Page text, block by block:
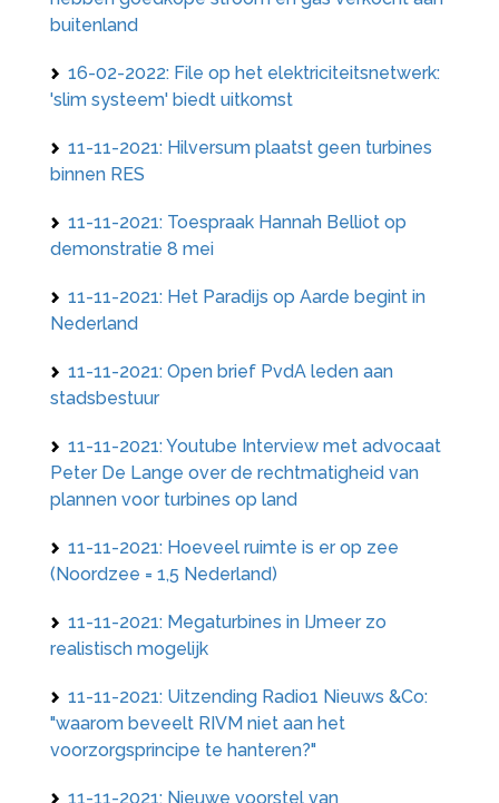
buitenland
16-02-2022: File op het elektriciteitsnetwerk:
'slim systeem' biedt uitkomst
11-11-2021: Hilversum plaatst geen turbines
binnen RES
11-11-2021: Toespraak Hannah Belliot op
demonstratie 8 mei
11-11-2021: Het Paradijs op Aarde begint in
Nederland
11-11-2021: Open brief PvdA leden aan
stadsbestuur
11-11-2021: Youtube Interview met advocaat
Peter De Lange over de rechtmatigheid van
plannen voor turbines op land
11-11-2021: Hoeveel ruimte is er op zee
(Noordzee = 1,5 Nederland)
11-11-2021: Megaturbines in IJmeer zo
realistisch mogelijk
11-11-2021: Uitzending Radio1 Nieuws &Co:
"waarom beveelt RIVM niet aan het
voorzorgsprincipe te hanteren?"
11-11-2021: Nieuwe voorstel van